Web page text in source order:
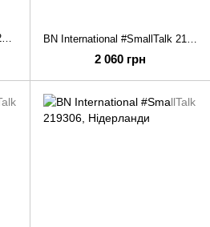
BN International #SmallTalk 219200 BN International #SmallTalk 219322
2 060 грн